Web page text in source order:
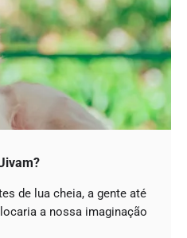
de lua cheia, a gente até
a nossa imaginação